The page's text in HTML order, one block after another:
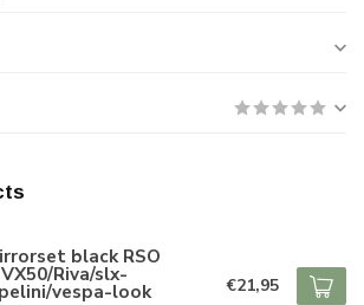
black RSO
Riva/slx-
vespa-look €21,95